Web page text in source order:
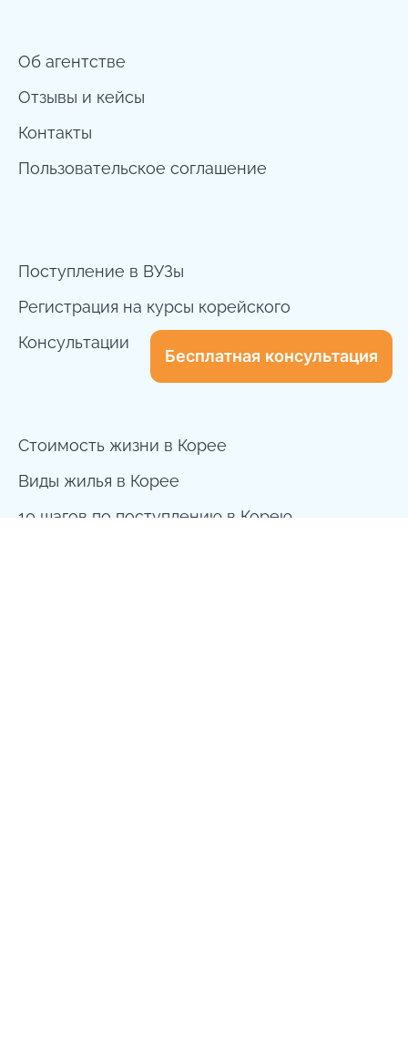
Бесплатная консультация
Об агентстве
Отзывы и кейсы
Контакты
Пользовательское соглашение
Поступление в ВУЗы
Регистрация на курсы корейского
Консультации
Стоимость жизни в Корее
Виды жилья в Корее
10 шагов по поступлению в Корею